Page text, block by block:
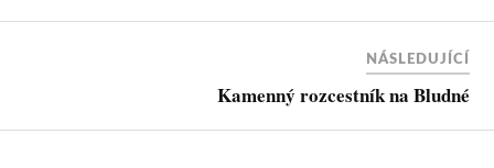
NÁSLEDUJÍCÍ
Kamenný rozcestník na Bludné